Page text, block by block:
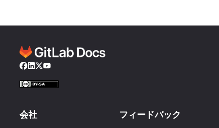
Facebook
LinkedIn
Twitter
YouTube
会社 フィードバック